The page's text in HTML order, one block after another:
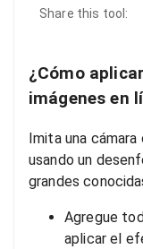
Share this tool:
¿Cómo
imágenes en
Imita una
usando un
grandes
Agregue
aplicar el